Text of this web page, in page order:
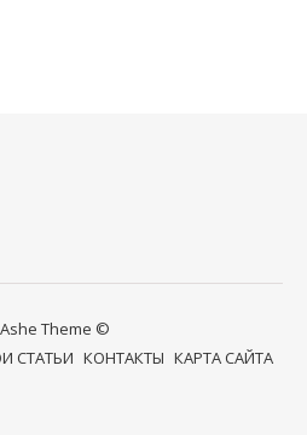
Theme ©
СТАТЬИ КОНТАКТЫ КАРТА САЙТА